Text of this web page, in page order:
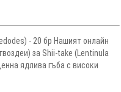
- 20 бр Нашият онлайн
за Shii-take (Lentinula
ядлива гъба с високи